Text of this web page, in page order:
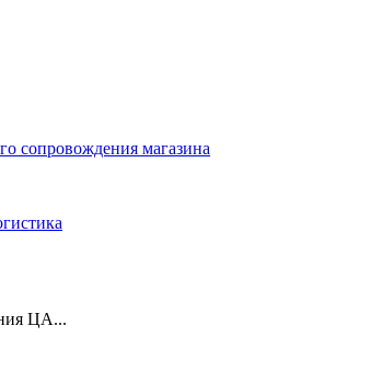
сопровождения магазина
ЦА...